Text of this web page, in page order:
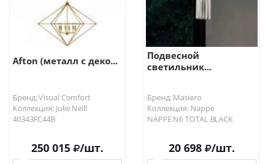
Afton (металл с деко...
Бренд: Visual Comfort
Коллекция: Julie Neill
40343FC44B
250 015 /шт.
Подвесной
светильник...
Бренд: Masiero
Коллекция: Nappe
NAPPE N6 TOTAL BLACK
20 698 /шт.